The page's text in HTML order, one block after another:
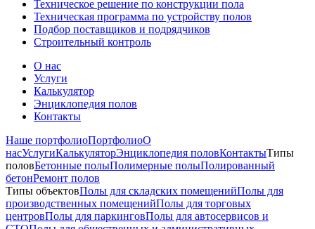
Техническое решение по конструкции пола
Техническая программа по устройству полов
Подбор поставщиков и подрядчиков
Строительный контроль
О нас
Услуги
Калькулятор
Энциклопедия полов
Контакты
Наше портфолиоПортфолиоО
насУслугиКалькуляторЭнциклопедия половКонтактыТипы
половБетонные полыПолимерные полыПолированный
бетонРемонт полов
Типы объектовПолы для складских помещенийПолы для
производственных помещенийПолы для торговых
центровПолы для паркинговПолы для автосервисов и